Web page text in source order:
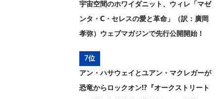
宇宙空間のホワイダニット、ウィレ「マゼ
ンタ・C・セレスの愛と革命」（訳：廣岡
孝弥）ウェブマガジンで先行公開開始！
7位
アン・ハサウェイとユアン・マクレガーが
恐竜からロックオン!?『オークストリート